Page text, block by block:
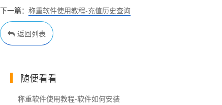
下一篇： 称重软件使用教程-充值历史查询
返回列表
随便看看
称重软件使用教程-软件如何安装